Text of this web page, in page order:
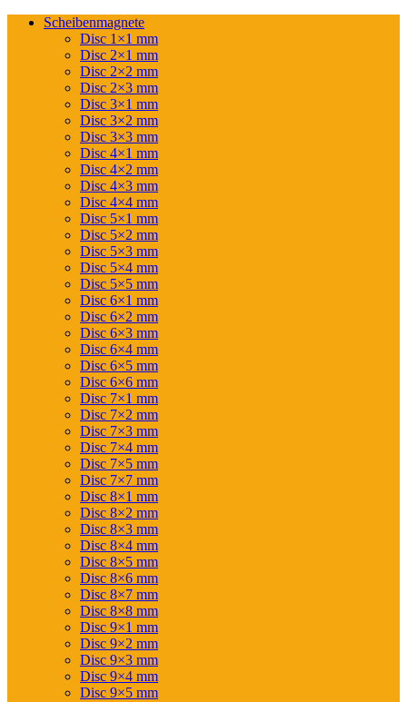
Scheibenmagnete
Disc 1×1 mm
Disc 2×1 mm
Disc 2×2 mm
Disc 2×3 mm
Disc 3×1 mm
Disc 3×2 mm
Disc 3×3 mm
Disc 4×1 mm
Disc 4×2 mm
Disc 4×3 mm
Disc 4×4 mm
Disc 5×1 mm
Disc 5×2 mm
Disc 5×3 mm
Disc 5×4 mm
Disc 5×5 mm
Disc 6×1 mm
Disc 6×2 mm
Disc 6×3 mm
Disc 6×4 mm
Disc 6×5 mm
Disc 6×6 mm
Disc 7×1 mm
Disc 7×2 mm
Disc 7×3 mm
Disc 7×4 mm
Disc 7×5 mm
Disc 7×7 mm
Disc 8×1 mm
Disc 8×2 mm
Disc 8×3 mm
Disc 8×4 mm
Disc 8×5 mm
Disc 8×6 mm
Disc 8×7 mm
Disc 8×8 mm
Disc 9×1 mm
Disc 9×2 mm
Disc 9×3 mm
Disc 9×4 mm
Disc 9×5 mm